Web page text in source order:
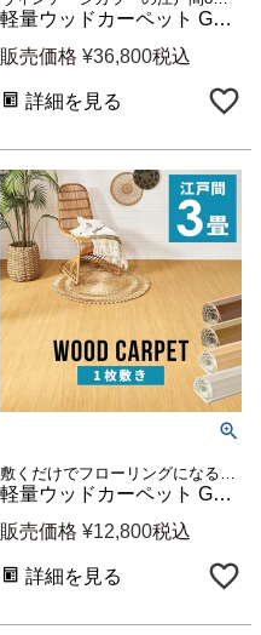
軽量ウッドカーペット GA-60V 江戸間8畳用 約350×350cm 175×350cm2本セット [ga-60-e80-vintage]
販売価格 ¥36,800税込
詳細を見る
敷くだけでフローリングになる江戸間3畳用ウッドカーペット
軽量ウッドカーペット GA-60 江戸間3畳用 約175×260cm 1梱包 [cpt-ga-60-e30]
販売価格 ¥12,800税込
詳細を見る